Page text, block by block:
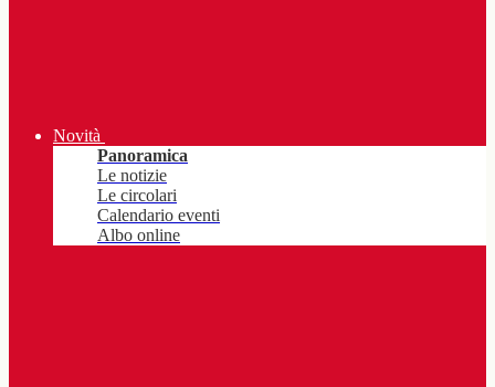
Novità
Panoramica
Le notizie
Le circolari
Calendario eventi
Albo online